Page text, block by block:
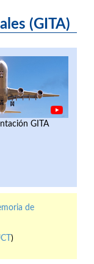
(GITA)
GITA
de
)